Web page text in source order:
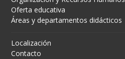
Oferta educativa
Áreas y departamentos didácticos
Localización
Contacto